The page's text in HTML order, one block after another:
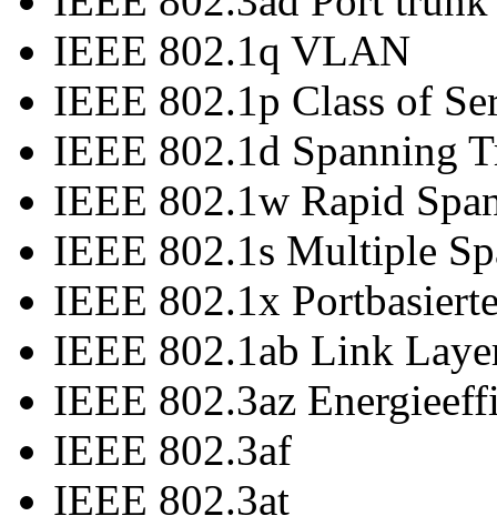
IEEE 802.1q VLAN
IEEE 802.1p Class of
IEEE 802.1d Spanning
IEEE 802.1w Rapid
IEEE 802.1s Multiple
IEEE 802.1x
IEEE 802.1ab Link
IEEE 802.3az
IEEE 802.3af
IEEE 802.3at